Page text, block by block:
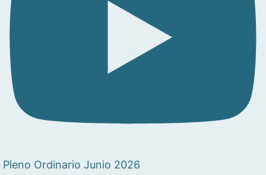
Pleno Ordinario Junio 2026